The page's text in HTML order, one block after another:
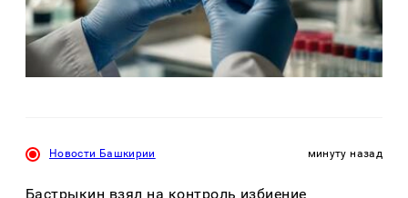
Новости Башкирии минуту назад
Бастрыкин взял на контроль избиение